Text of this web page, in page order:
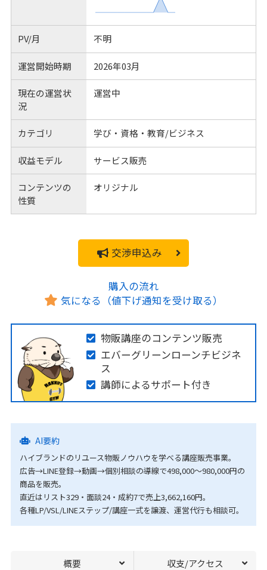
PV/月 不明
運営開始時期 2026年03月
現在の運営状
況
運営中
カテゴリ 学び・資格・教育/ビジネス
収益モデル サービス販売
コンテンツの
性質
オリジナル
交渉申込み
購入の流れ
気になる（値下げ通知を受け取る）
物販講座のコンテンツ販売
エバーグリーンローンチビジネ
ス
講師によるサポート付き
AI要約
ハイブランドのリユース物販ノウハウを学べる講座販売事業。
広告→LINE登録→動画→個別相談の導線で498,000〜980,000円の
商品を販売。
直近はリスト329・面談24・成約7で売上3,662,160円。
各種LP/VSL/LINEステップ/講座一式を譲渡、運営代行も相談可。
概要 収支/アクセス